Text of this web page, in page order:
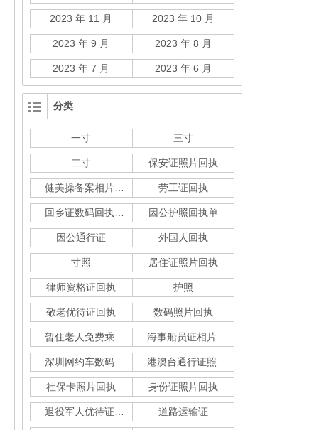
2023 年 11 月 2023 年 10 月
2023 年 9 月 2023 年 8 月
2023 年 7 月 2023 年 6 月
分类
一寸 三寸
二寸 保安证照片回执
劳工证回执
因公护照回执单
因公通行证 外国人回执
寸照 居住证照片回执
律师资格证回执 护照
敬老优待证回执 数码照片回执
海事船员证相片采集
社保卡照片回执 身份证照片回执
道路运输证